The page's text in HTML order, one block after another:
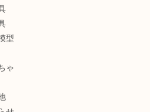
型
ゃ